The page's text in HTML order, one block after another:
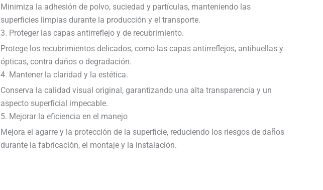
Minimiza la adhesión de polvo, suciedad y partículas, manteniendo las
superficies limpias durante la producción y el transporte.
3. Proteger las capas antirreflejo y de recubrimiento.
Protege los recubrimientos delicados, como las capas antirreflejos, antihuellas y
ópticas, contra daños o degradación.
4. Mantener la claridad y la estética.
Conserva la calidad visual original, garantizando una alta transparencia y un
aspecto superficial impecable.
5. Mejorar la eficiencia en el manejo
Mejora el agarre y la protección de la superficie, reduciendo los riesgos de daños
durante la fabricación, el montaje y la instalación.